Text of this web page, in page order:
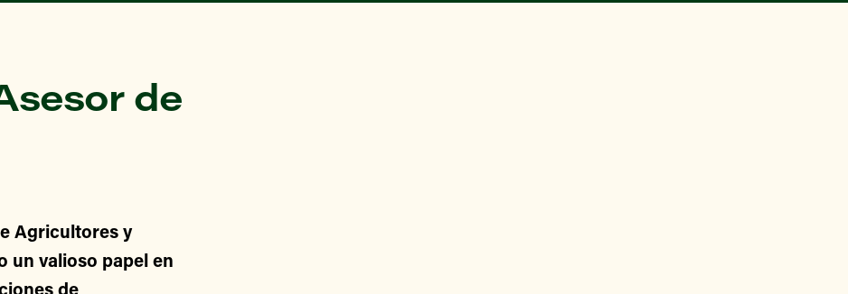
de
Agricultores y
un valioso papel en
de